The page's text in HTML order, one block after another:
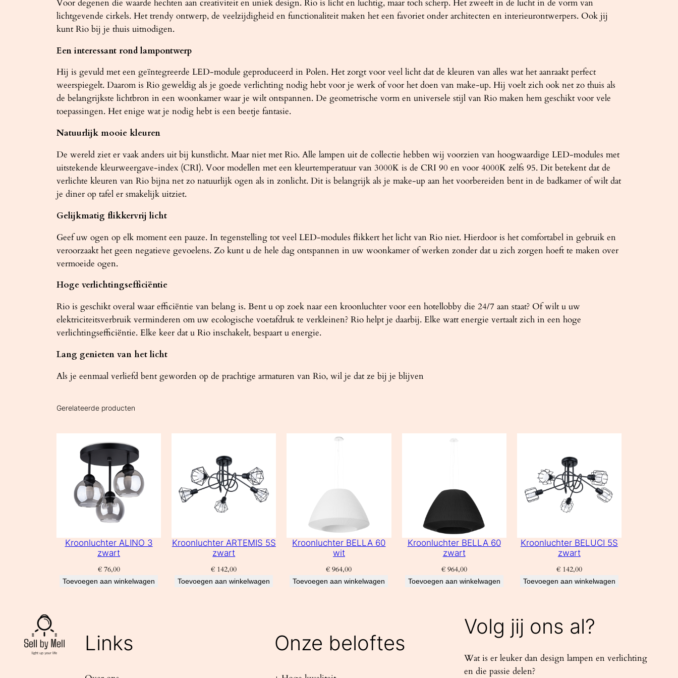
a
a
l
Voor degenen die waarde hechten aan creativiteit en uniek design. Rio is licht en luchtig, maar toch scherp. Het zweeft in de lucht in de vorm van
lichtgevende cirkels. Het trendy ontwerp, de veelzijdigheid en functionaliteit maken het een favoriet onder architecten en interieurontwerpers. Ook jij
kunt Rio bij je thuis uitnodigen.
Een interessant rond lampontwerp
Hij is gevuld met een geïntegreerde LED-module geproduceerd in Polen. Het zorgt voor veel licht dat de kleuren van alles wat het aanraakt perfect
weerspiegelt. Daarom is Rio geweldig als je goede verlichting nodig hebt voor je werk of voor het doen van make-up. Hij voelt zich ook net zo thuis als
de belangrijkste lichtbron in een woonkamer waar je wilt ontspannen. De geometrische vorm en universele stijl van Rio maken hem geschikt voor vele
toepassingen. Het enige wat je nodig hebt is een beetje fantasie.
Natuurlijk mooie kleuren
De wereld ziet er vaak anders uit bij kunstlicht. Maar niet met Rio. Alle lampen uit de collectie hebben wij voorzien van hoogwaardige LED-modules met
uitstekende kleurweergave-index (CRI). Voor modellen met een kleurtemperatuur van 3000K is de CRI 90 en voor 4000K zelfs 95. Dit betekent dat de
verlichte kleuren van Rio bijna net zo natuurlijk ogen als in zonlicht. Dit is belangrijk als je make-up aan het voorbereiden bent in de badkamer of wilt dat
je diner op tafel er smakelijk uitziet.
Gelijkmatig flikkervrij licht
Geef uw ogen op elk moment een pauze. In tegenstelling tot veel LED-modules flikkert het licht van Rio niet. Hierdoor is het comfortabel in gebruik en
veroorzaakt het geen negatieve gevoelens. Zo kunt u de hele dag ontspannen in uw woonkamer of werken zonder dat u zich zorgen hoeft te maken over
vermoeide ogen.
Hoge verlichtingsefficiëntie
Rio is geschikt overal waar efficiëntie van belang is. Bent u op zoek naar een kroonluchter voor een hotellobby die 24/7 aan staat? Of wilt u uw
elektriciteitsverbruik verminderen om uw ecologische voetafdruk te verkleinen? Rio helpt je daarbij. Elke watt energie vertaalt zich in een hoge
verlichtingsefficiëntie. Elke keer dat u Rio inschakelt, bespaart u energie.
Lang genieten van het licht
Als je eenmaal verliefd bent geworden op de prachtige armaturen van Rio, wil je dat ze bij je blijven
Gerelateerde producten
Kroonluchter ALINO 3
zwart
€76,00
Toevoegen aan winkelwagen
Kroonluchter ARTEMIS 5S
zwart
€ 142,00
Toevoegen aan winkelwagen
Kroonluchter BELLA 60
wit
€ 964,00
Toevoegen aan winkelwagen
Kroonluchter BELLA 60
zwart
€964,00
Toevoegen aan winkelwagen
Kroonluchter BELUCI 5S
zwart
€142,00
Toevoegen aan winkelwagen
Links Onze beloftes
Volg jij ons al?
Wat is er leuker dan design lampen en verlichting
en die passie delen?